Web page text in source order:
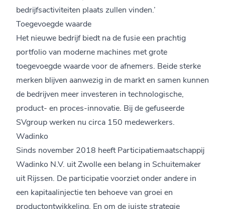
bedrijfsactiviteiten plaats zullen vinden.’
Toegevoegde waarde
Het nieuwe bedrijf biedt na de fusie een prachtig
portfolio van moderne machines met grote
toegevoegde waarde voor de afnemers. Beide sterke
merken blijven aanwezig in de markt en samen kunnen
de bedrijven meer investeren in technologische,
product- en proces-innovatie. Bij de gefuseerde
SVgroup werken nu circa 150 medewerkers.
Wadinko
Sinds november 2018 heeft Participatiemaatschappij
Wadinko N.V. uit Zwolle een belang in Schuitemaker
uit Rijssen. De participatie voorziet onder andere in
een kapitaalinjectie ten behoeve van groei en
productontwikkeling. En om de juiste strategie